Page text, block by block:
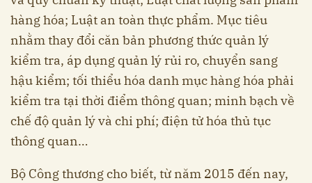
hàng hóa; Luật an toàn thực phẩm. Mục tiêu
nhằm thay đổi căn bản phương thức quản lý
kiểm tra, áp dụng quản lý rủi ro, chuyển sang
hậu kiểm; tối thiểu hóa danh mục hàng hóa phải
kiểm tra tại thời điểm thông quan; minh bạch về
chế độ quản lý và chi phí; điện tử hóa thủ tục
thông quan…
Bộ Công thương cho biết, từ năm 2015 đến nay,